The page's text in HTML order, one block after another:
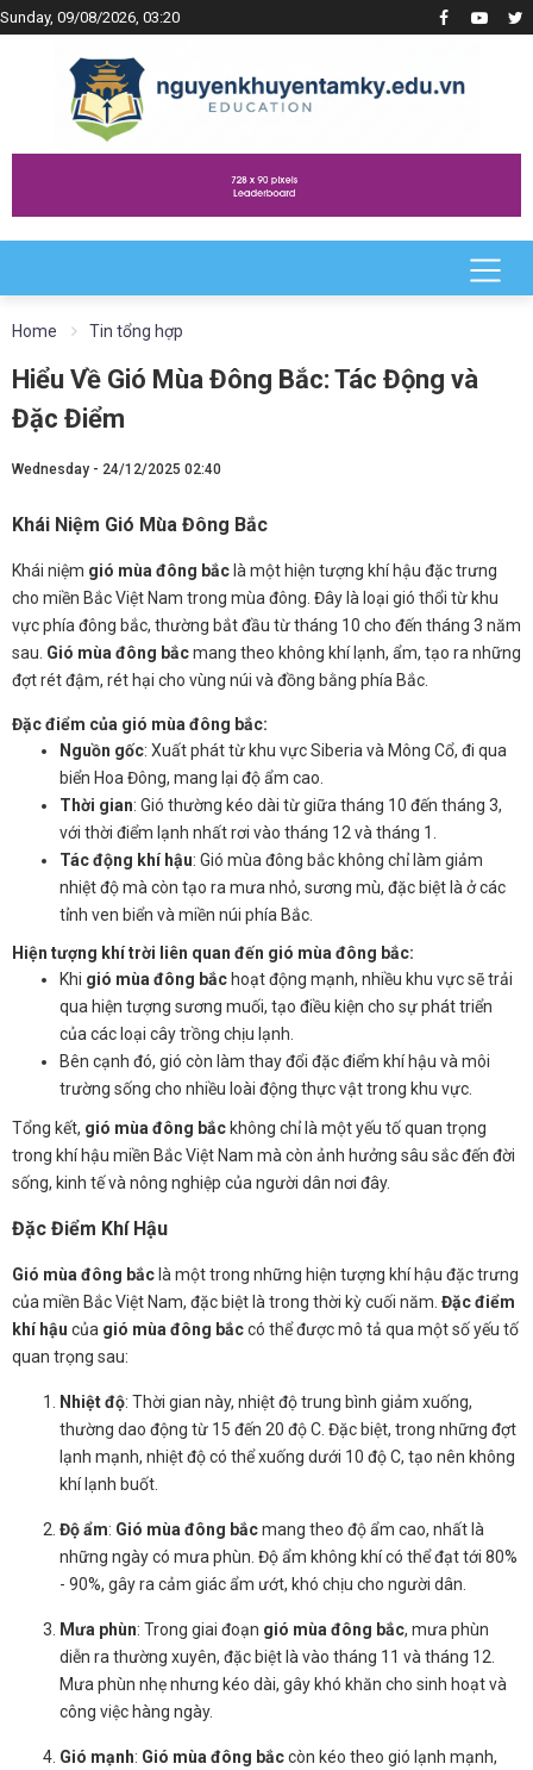
Sunday, 09/08/2026, 03:20
Home Tin tổng hợp
Hiểu Về Gió Mùa Đông Bắc: Tác Động và
Đặc Điểm
Wednesday - 24/12/2025 02:40
Khái Niệm Gió Mùa Đông Bắc
Khái niệm gió mùa đông bắc là một hiện tượng khí hậu đặc trưng
cho miền Bắc Việt Nam trong mùa đông. Đây là loại gió thổi từ khu
vực phía đông bắc, thường bắt đầu từ tháng 10 cho đến tháng 3 năm
sau. Gió mùa đông bắcmang theo không khí lạnh, ẩm, tạo ra những
đợt rét đậm, rét hại cho vùng núi và đồng bằng phía Bắc.
Đặc điểm của gió mùa đông bắc:
Nguồn gốc: Xuất phát từ khu vực Siberia và Mông Cổ, đi qua
biển Hoa Đông, mang lại độ ẩm cao.
Thời gian: Gió thường kéo dài từ giữa tháng 10 đến tháng 3,
với thời điểm lạnh nhất rơi vào tháng 12 và tháng 1.
Tác động khí hậu: Gió mùa đông bắc không chỉ làm giảm
nhiệt độ mà còn tạo ra mưa nhỏ, sương mù, đặc biệt là ở các
tỉnh ven biển và miền núi phía Bắc.
Hiện tượng khí trời liên quan đến gió mùa đông bắc:
Khi gió mùa đông bắc hoạt động mạnh, nhiều khu vực sẽ trải
qua hiện tượng sương muối, tạo điều kiện cho sự phát triển
của các loại cây trồng chịu lạnh.
Bên cạnh đó, gió còn làm thay đổi đặc điểm khí hậu và môi
trường sống cho nhiều loài động thực vật trong khu vực.
Tổng kết, gió mùa đông bắc không chỉ là một yếu tố quan trọng
trong khí hậu miền Bắc Việt Nam mà còn ảnh hưởng sâu sắc đến đời
sống, kinh tế và nông nghiệp của người dân nơi đây.
Đặc Điểm Khí Hậu
Gió mùa đông bắc là một trong những hiện tượng khí hậu đặc trưng
của miền Bắc Việt Nam, đặc biệt là trong thời kỳ cuối năm. Đặc điểm
khí hậu của gió mùa đông bắccó thể được mô tả qua một số yếu tố
quan trọng sau:
Nhiệt độ: Thời gian này, nhiệt độ trung bình giảm xuống,
thường dao động từ 15 đến 20 độ C. Đặc biệt, trong những đợt
lạnh mạnh, nhiệt độ có thể xuống dưới 10 độ C, tạo nên không
khí lạnh buốt.
Độ ẩm: Gió mùa đông bắcmang theo độ ẩm cao, nhất là
những ngày có mưa phùn. Độ ẩm không khí có thể đạt tới 80%
- 90%, gây ra cảm giác ẩm ướt, khó chịu cho người dân.
Mưa phùn: Trong giai đoạn gió mùa đông bắc, mưa phùn
diễn ra thường xuyên, đặc biệt là vào tháng 11 và tháng 12.
Mưa phùn nhẹ nhưng kéo dài, gây khó khăn cho sinh hoạt và
công việc hàng ngày.
Gió mạnh: Gió mùa đông bắccòn kéo theo gió lạnh mạnh,